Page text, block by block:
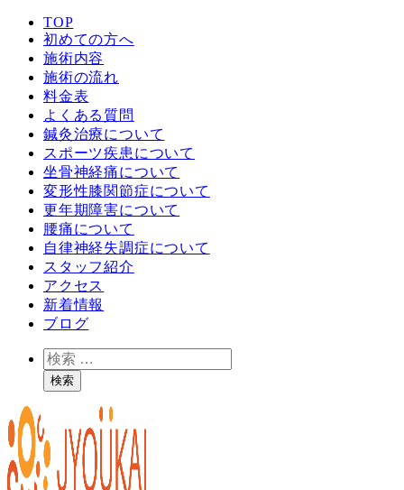
TOP
初めての方へ
施術内容
施術の流れ
料金表
よくある質問
鍼灸治療について
スポーツ疾患について
坐骨神経痛について
変形性膝関節症について
更年期障害について
腰痛について
自律神経失調症について
スタッフ紹介
アクセス
新着情報
ブログ
検
索検索